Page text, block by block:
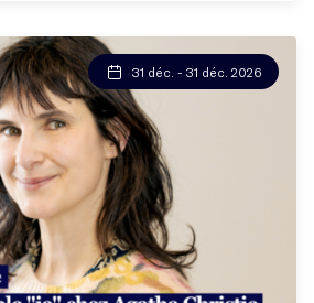
31 déc. - 31 déc. 2026